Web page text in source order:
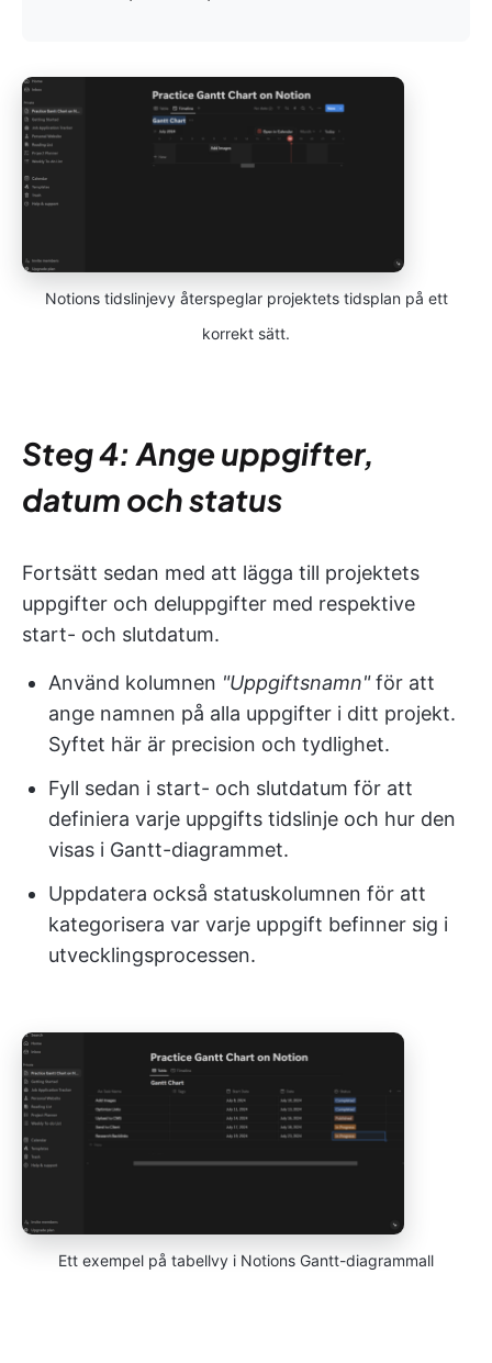
Notions tidslinjevy återspeglar projektets tidsplan på ett
korrekt sätt.
Steg 4: Ange uppgifter,
datum och status
Fortsätt sedan med att lägga till projektets
uppgifter och deluppgifter med respektive
start- och slutdatum.
Använd kolumnen "Uppgiftsnamn"för att
ange namnen på alla uppgifter i ditt projekt.
Syftet här är precision och tydlighet.
Fyll sedan i start- och slutdatum för att
definiera varje uppgifts tidslinje och hur den
visas i Gantt-diagrammet.
Uppdatera också statuskolumnen för att
kategorisera var varje uppgift befinner sig i
utvecklingsprocessen.
Ett exempel på tabellvy i Notions Gantt-diagrammall